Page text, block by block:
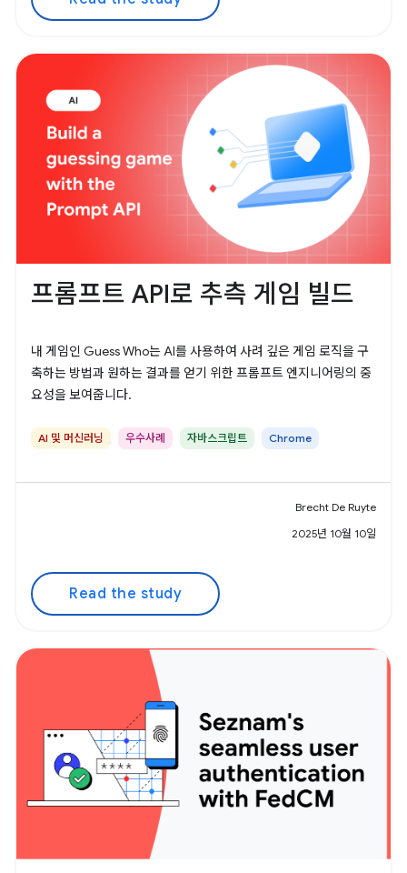
프롬프트 API로 추측 게임 빌드
내 게임인 Guess Who는 AI를 사용하여 사려 깊은 게임 로직을 구
축하는 방법과 원하는 결과를 얻기 위한 프롬프트 엔지니어링의 중
요성을 보여줍니다.
AI 및 머신러닝 우수사례 자바스크립트 Chrome
Brecht De Ruyte
2025년 10월 10일
Read the study